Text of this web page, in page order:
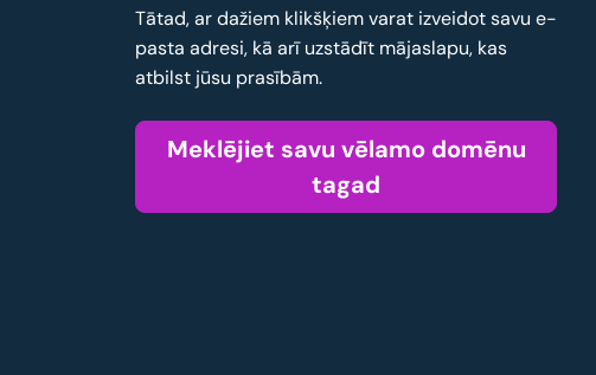
Tātad, ar dažiem klikšķiem varat izveidot savu e-
pasta adresi, kā arī uzstādīt mājaslapu, kas
atbilst jūsu prasībām.
Meklējiet savu vēlamo domēnu
tagad